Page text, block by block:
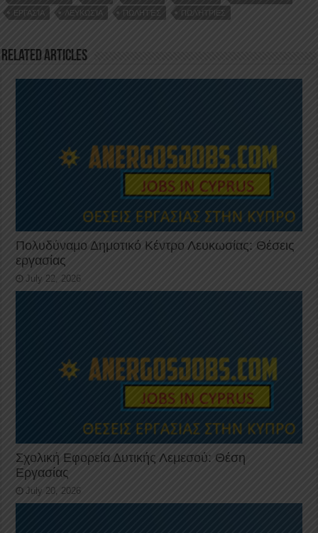
o
k
n
p
ΕΡΓΑΣΊΑ
ΛΕΥΚΩΣΊΑ ΠΩΛΗΤΈΣ ΠΩΛΉΤΡΙΕΣ
Related Articles
Πολυδύναμο Δημοτικό Κέντρο Λευκωσίας: Θέσεις
εργασίας
July 22, 2026
Σχολική Εφορεία Δυτικής Λεμεσού: Θέση
Εργασίας
July 20, 2026